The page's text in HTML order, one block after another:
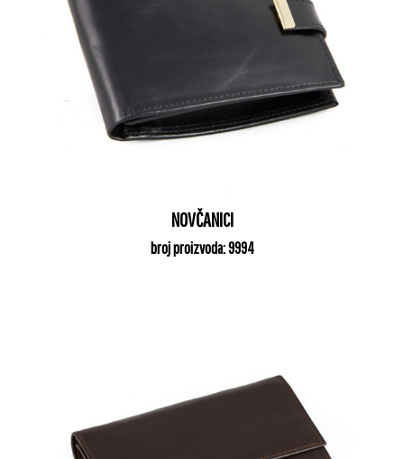
NOVČANICI
broj proizvoda: 9994